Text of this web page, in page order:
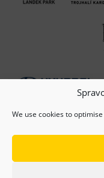
We use cookies to